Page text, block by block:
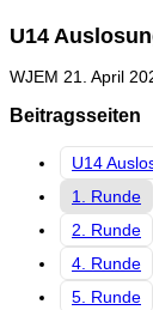
U14
WJEM 21. April
Beitragsseiten
U14
1. Runde
2. Runde
4. Runde
5. Runde